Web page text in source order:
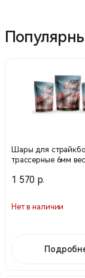
Шары для
трассерные 6мм вес
1 570 р.
Нет в наличии